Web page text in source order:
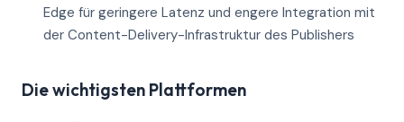
Edge für geringere Latenz und engere Integration mit
der Content-Delivery-Infrastruktur des Publishers
Die wichtigsten Plattformen